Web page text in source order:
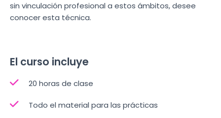
sin vinculación profesional a estos ámbitos, desee
conocer esta técnica.
El curso incluye
20 horas de clase
Todo el material para las prácticas